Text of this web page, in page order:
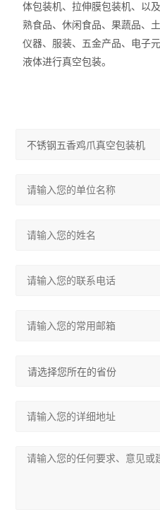
体包装机、拉伸膜包装机、以
熟食品、休闲食品、果蔬品、
仪器、服装、五金产品、电子
液体进行真空包装。